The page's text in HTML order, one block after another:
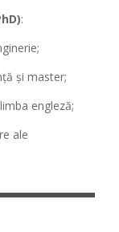
:
și master;
engleză;
ale